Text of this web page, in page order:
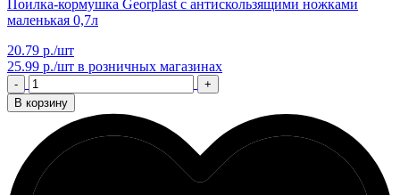
Поилка-кормушка Georplast с антискользящими ножками
маленькая 0,7л
20.79 р./шт
25.99 р./шт в розничных магазинах
-
+
В корзину